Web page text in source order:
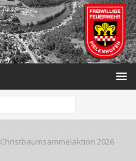
Christbaumsammelaktion 2026